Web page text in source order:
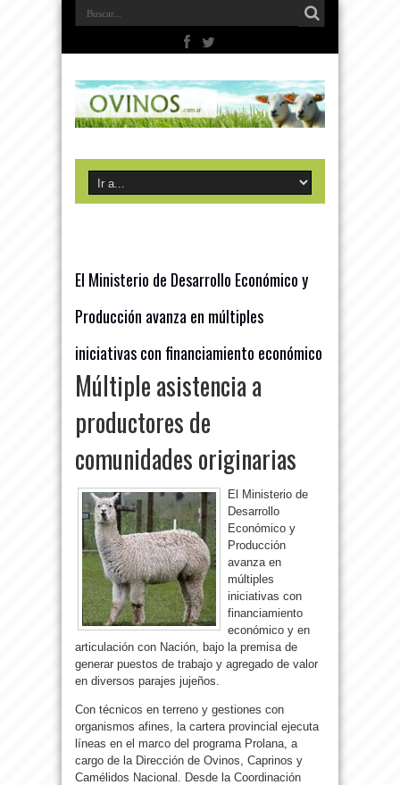
El Ministerio de Desarrollo Económico y
Producción avanza en múltiples
iniciativas con financiamiento económico
Múltiple asistencia a
productores de
comunidades originarias
El Ministerio de
Desarrollo
Económico y
Producción
avanza en
múltiples
iniciativas con
financiamiento
económico y en
articulación con Nación, bajo la premisa de
generar puestos de trabajo y agregado de valor
en diversos parajes jujeños.
Con técnicos en terreno y gestiones con
organismos afines, la cartera provincial ejecuta
líneas en el marco del programa Prolana, a
cargo de la Dirección de Ovinos, Caprinos y
Camélidos Nacional. Desde la Coordinación